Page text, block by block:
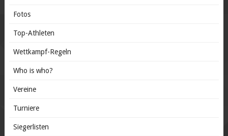
Fotos
Top-Athleten
Wettkampf-Regeln
Who is who?
Vereine
Turniere
Siegerlisten